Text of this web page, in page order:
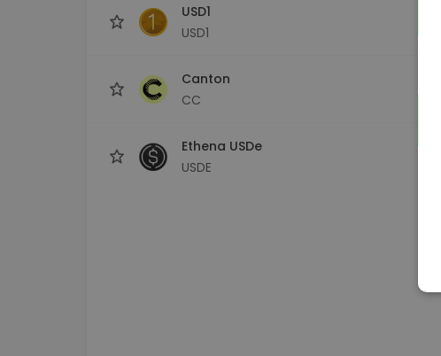
USD1
USD1
Canton
CC
Ethena USDe
USDE